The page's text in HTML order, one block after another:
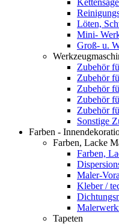
Löten,
Mini-
Groß- u.
Zubehör
Zubehör
Zubehör
Zubehör
Zubehör
Sonstige
Farben -
Farben, Lacke
Farben,
Maler-
Kleber /
Tapeten